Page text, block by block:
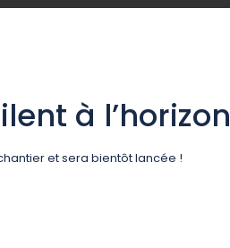
à l’horizon
et sera bientôt lancée !